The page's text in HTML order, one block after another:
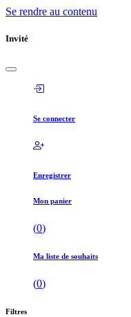
Se rendre au contenu
Invité
Se connecter
Enregistrer
Mon panier
(0)
Ma liste de souhaits
(0)
Filtres